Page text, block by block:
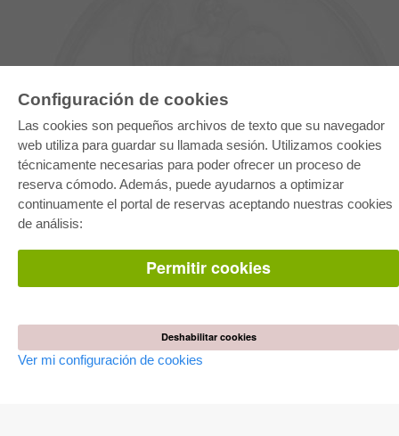
Configuración de cookies
Las cookies son pequeños archivos de texto que su navegador
web utiliza para guardar su llamada sesión. Utilizamos cookies
técnicamente necesarias para poder ofrecer un proceso de
reserva cómodo. Además, puede ayudarnos a optimizar
continuamente el portal de reservas aceptando nuestras cookies
de análisis:
Permitir cookies
Deshabilitar cookies
Ver mi configuración de cookies
E-COLLECTION
Paquete entero
Paquete de especialidades
Pick & Choose
Facilitación de E-Books
Preguntas mas frequentes(FAQ)
Condiciones
AUTOR WERDEN